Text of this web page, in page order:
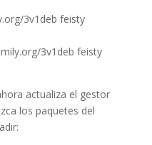
3v1deb feisty
3v1deb feisty
actualiza el gestor
los paquetes del